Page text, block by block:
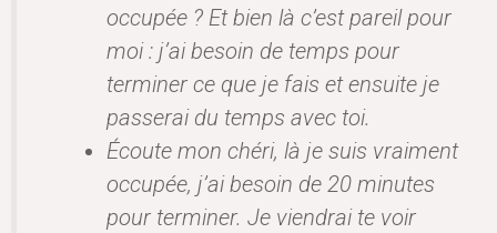
occupée ? Et bien là c’est pareil pour
moi : j’ai besoin de temps pour
terminer ce que je fais et ensuite je
passerai du temps avec toi.
Écoute mon chéri, là je suis vraiment
occupée, j’ai besoin de 20 minutes
pour terminer. Je viendrai te voir